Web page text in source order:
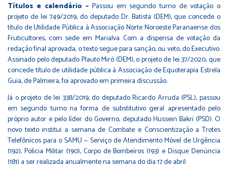
Títulos e calendário –Passou em segundo turno de votação o
projeto de lei749/2019, do deputado Dr. Batista (DEM), que concede o
título de Utilidade Pública à Associação Norte Noroeste Paranaense dos
Fruticultores, com sede em Marialva. Com a dispensa de votação da
redação final aprovada, o texto segue para sanção, ou veto, do Executivo.
Assinado pelo deputado Plauto Miró (DEM), o projeto de lei37/2020, que
concede título de utilidade pública à Associação de Equoterapia Estrela
Guia, de Palmeira, foi aprovado em primeira discussão.
Já o projeto de lei 338/2019,do deputado Ricardo Arruda (PSL), passou
em segundo turno na forma de substitutivo geral apresentado pelo
próprio autor e pelo líder do Governo, deputado Hussein Bakri (PSD). O
novo texto institui a semana de Combate e Conscientização a Trotes
Telefônicos para o SAMU — Serviço de Atendimento Móvel de Urgência
(192), Polícia Militar (190), Corpo de Bombeiros (193) e Disque Denúncia
(181) a ser realizada anualmente na semana do dia 17 de abril.